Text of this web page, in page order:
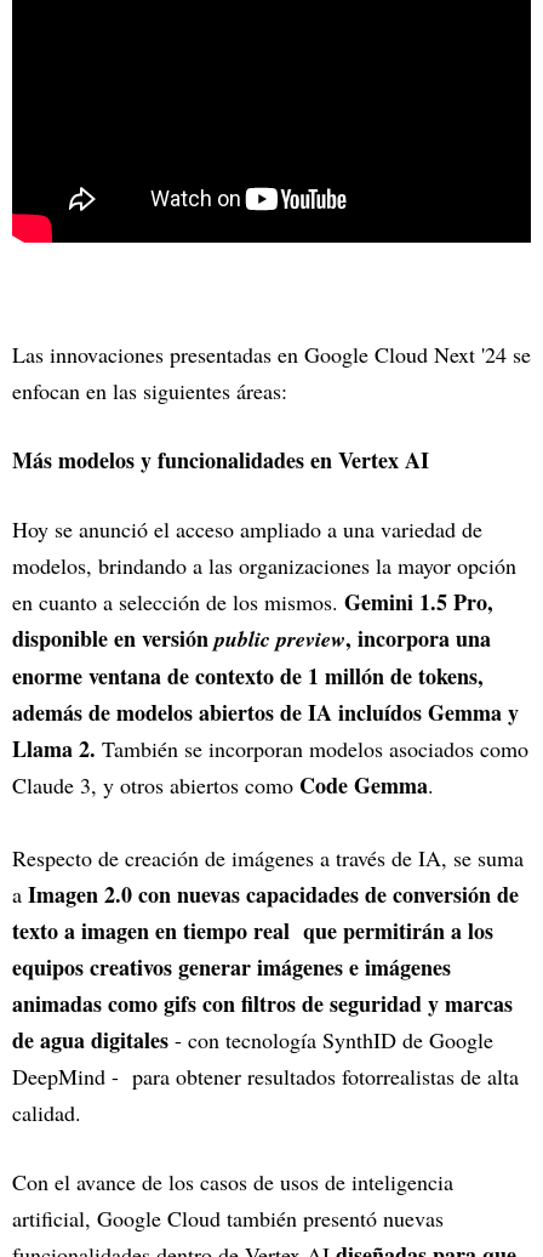
Las innovaciones presentadas en Google Cloud Next '24 se
enfocan en las siguientes áreas:
Más modelos y funcionalidades en Vertex AI
Hoy se anunció el acceso ampliado a una variedad de
modelos, brindando a las organizaciones la mayor opción
en cuanto a selección de los mismos. Gemini 1.5 Pro,
disponible en versiónpublic preview, incorpora una
enorme ventana de contexto de 1 millón de tokens,
además de modelos abiertos de IA incluídos Gemma y
Llama 2. También se incorporan modelos asociados como
Claude 3, y otros abiertos como Code Gemma.
Respecto de creación de imágenes a través de IA, se suma
a Imagen 2.0 con nuevas capacidades de conversión de
texto a imagen en tiempo real que permitirán a los
equipos creativos generar imágenes e imágenes
animadas como gifs con filtros de seguridad y marcas
de agua digitales - con tecnología SynthID de Google
DeepMind - para obtener resultados fotorrealistas de alta
calidad.
Con el avance de los casos de usos de inteligencia
artificial, Google Cloud también presentó nuevas